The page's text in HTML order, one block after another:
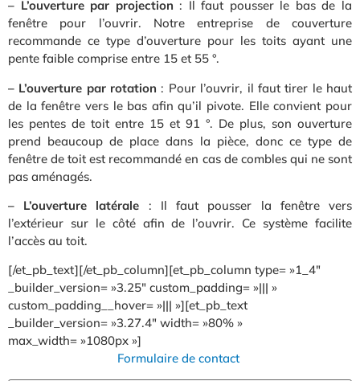
– L’ouverture par projection : Il faut pousser le bas de la
fenêtre pour l’ouvrir. Notre entreprise de couverture
recommande ce type d’ouverture pour les toits ayant une
pente faible comprise entre 15 et 55 °.
– L’ouverture par rotation : Pour l’ouvrir, il faut tirer le haut
de la fenêtre vers le bas afin qu’il pivote. Elle convient pour
les pentes de toit entre 15 et 91 °. De plus, son ouverture
prend beaucoup de place dans la pièce, donc ce type de
fenêtre de toit est recommandé en cas de combles qui ne sont
pas aménagés.
– L’ouverture latérale : Il faut pousser la fenêtre vers
l’extérieur sur le côté afin de l’ouvrir. Ce système facilite
l’accès au toit.
[/et_pb_text][/et_pb_column][et_pb_column type= »1_4″
_builder_version= »3.25″ custom_padding= »||| »
custom_padding__hover= »||| »][et_pb_text
_builder_version= »3.27.4″ width= »80% »
max_width= »1080px »]
Formulaire de contact